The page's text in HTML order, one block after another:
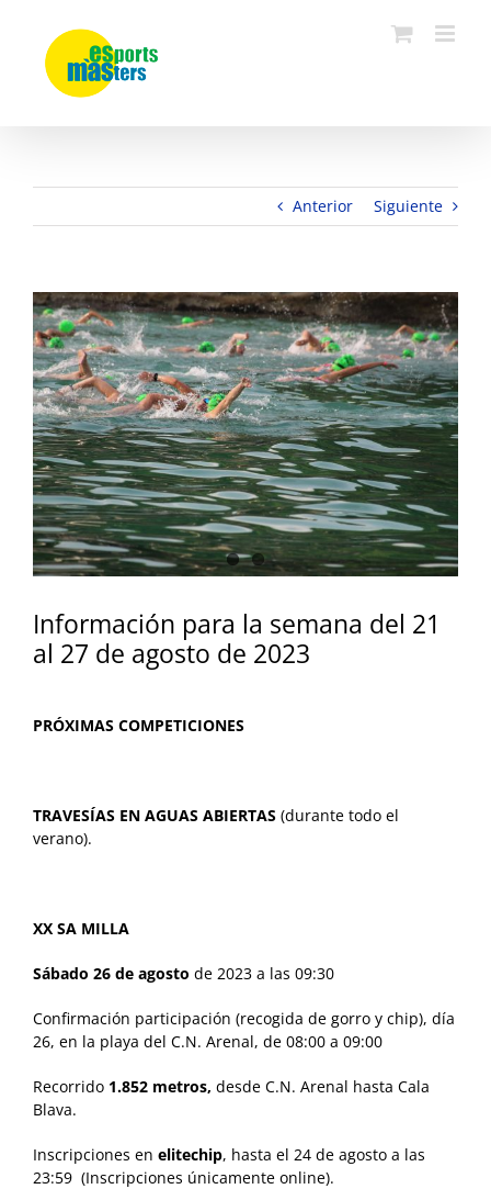
contenido
Anterior Siguiente
Información para la semana del 21
al 27 de agosto de 2023
PRÓXIMAS COMPETICIONES
TRAVESÍAS EN AGUAS ABIERTAS (durante todo el
verano).
XX SA MILLA
Sábado 26 de agosto de 2023 a las 09:30
Confirmación participación (recogida de gorro y chip), día
26, en la playa del C.N. Arenal, de 08:00 a 09:00
Recorrido 1.852 metros, desde C.N. Arenal hasta Cala
Blava.
Inscripciones en elitechip, hasta el 24 de agosto a las
23:59 (Inscripciones únicamente online).